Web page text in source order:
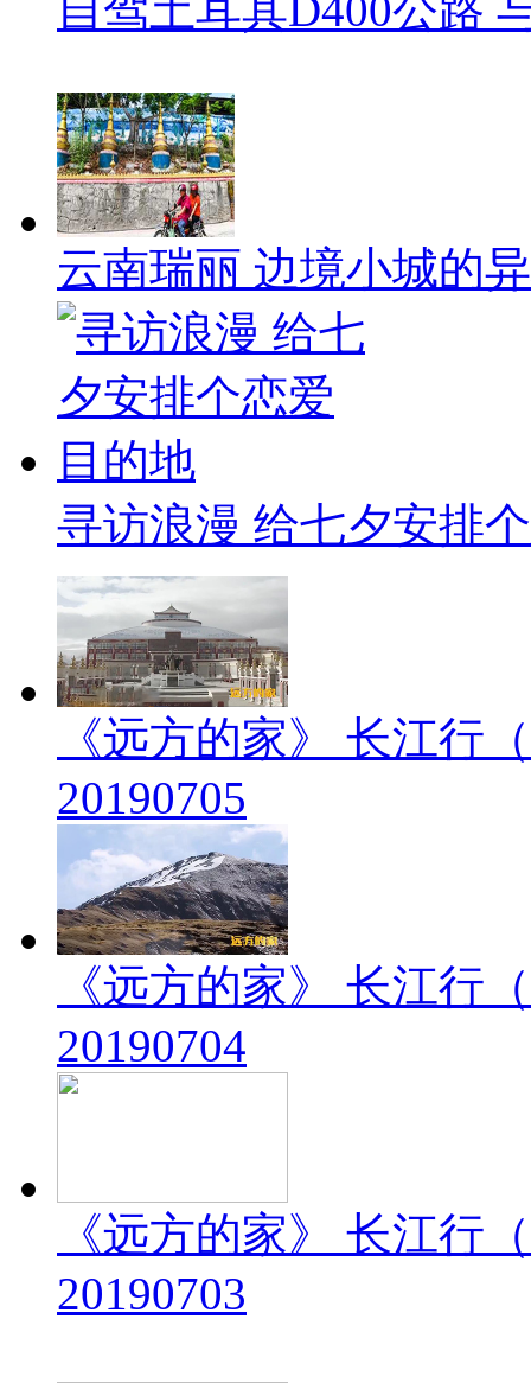
自驾土耳其D400公路
云南瑞丽 边境小城的
寻访浪漫 给七夕安排
《远方的家》 长江行
20190705
《远方的家》 长江行
20190704
《远方的家》 长江行
20190703